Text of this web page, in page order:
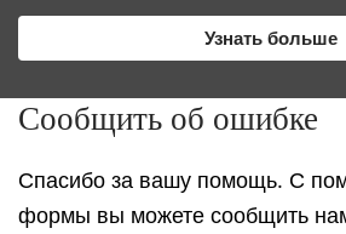
Узнать больше
Сообщить об ошибке
Спасибо за вашу помощь. С
формы вы можете сообщить